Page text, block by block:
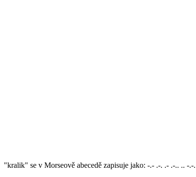
"kralik" se v Morseově abecedě zapisuje jako: -.- .-. .- .-.. .. -